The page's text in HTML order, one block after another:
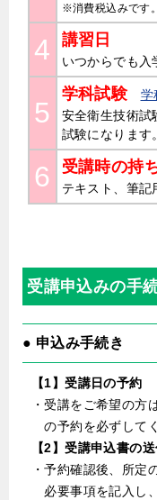
※消費税込みです。
4 講習日
いつからでも入
5
学科試験
学
安全衛生技術試
試験になります。
6 受講時の持
テキスト、筆記
受講申込みの手
● 申込み手続き
【1】受講日の予約
・受講をご希望の方
の予約を必ずして
【2】受講申込書の
・予約確認後、所定
必要事項を記入し